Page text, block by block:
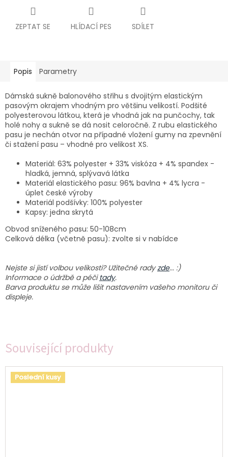
ZEPTAT SE HLÍDACÍ PES SDÍLET
Související produkty
Poslední kusy
Popis Parametry
Dámská sukně balonového střihu s dvojitým elastickým
pasovým okrajem vhodným pro většinu velikostí. Podšité
polyesterovou látkou, která je vhodná jak na punčochy, tak
holé nohy a sukně se dá nosit celoročně. Z rubu elastického
pasu je nechán otvor na případné vložení gumy na zpevnění
či stažení pasu – vhodné pro velikost XS.
Materiál: 63% polyester + 33% viskóza + 4% spandex -
hladká, jemná, splývavá látka
Materiál elastického pasu: 96% bavlna + 4% lycra -
úplet české výroby
Materiál podšívky: 100% polyester
Kapsy: jedna skrytá
Obvod sníženého pasu: 50-108cm
Celková délka (včetně pasu): zvolte si v nabídce
Nejste si jistí volbou velikosti? Užitečné radyzde... :)
Informace o údržbě a péčitady.
Barva produktu se může lišit nastavením vašeho monitoru či
displeje.